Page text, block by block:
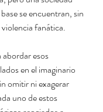
se encuentran, sin
fanática.
esos
en el imaginario
omitir ni exagerar
uno de estos